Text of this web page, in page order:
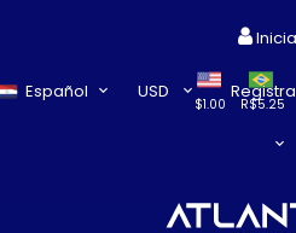
Español USD
$1.00 R$5.25